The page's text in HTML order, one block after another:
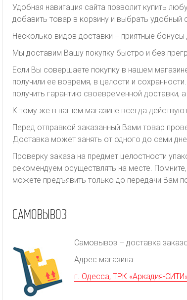
Удобная навигация сайта позволит купить
добавить товар в корзину и выбрать удобный
Несколько видов доставки + приятные бонусы
Мы доставим Вашу покупку быстро и без
Если Вы совершаете покупку в нашем
получили ее вовремя, в целости и
получить гарантию своевременной доставки,
К тому же в нашем магазине всегда
Перед отправкой заказанный Вами товар
Доставка может занять от одного до семи
Проверку заказа на предмет целостности
рекомендуем осуществлять на месте.
можете предъявить только до передачи Вам
САМОВЫВОЗ
Самовывоз – доставка
Адрес магазина:
г. Одесса, ТРК «Аркадия-